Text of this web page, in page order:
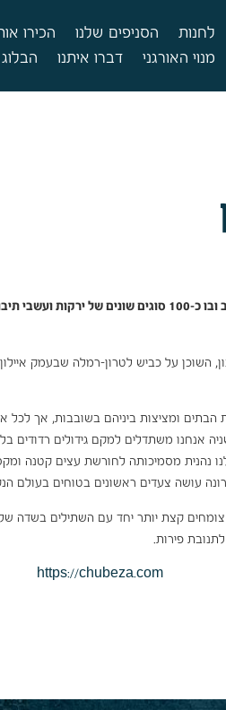
לחנות הסניפים שלנו הכירו
מנוי האורגני
דברו איתנו הבלוג
בשדה קטן בעמק איילון, ח'ביזה מגדלים גן ירק משולב ובו
בן-נון, השוכן על כביש לטרון-רמלה שבעמק
ומציצות ביניהם בשובבות, אך לכל
אנחנו משתדלים למקם גידולים
נהנית מסמיכותה לחורשת עצים קטנה
עושה צעדים ראשונים בטוחים בעולם
צומחים קצת יותר יחד עם השתילים בשדה
פירות.
https://chubeza.com